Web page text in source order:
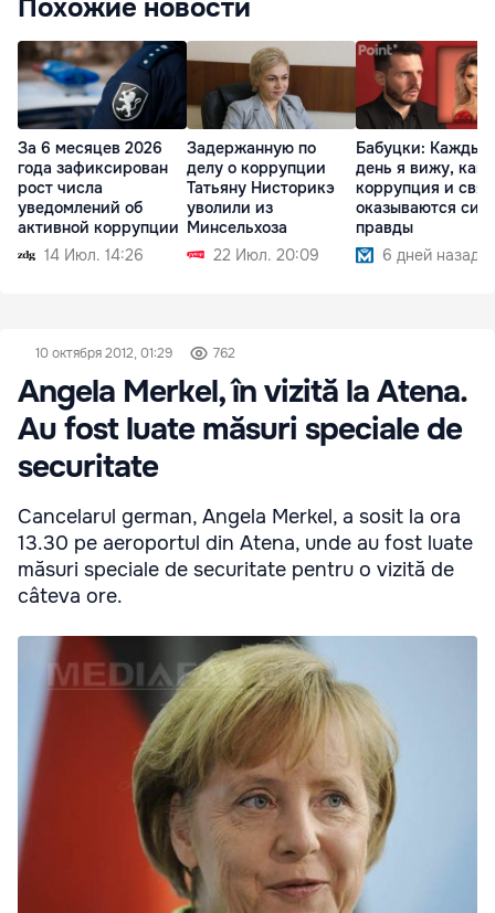
Похожие новости
За 6 месяцев 2026
года зафиксирован
рост числа
уведомлений об
активной коррупции
14 Июл. 14:26
Задержанную по
делу о коррупции
Татьяну Нисторикэ
уволили из
Минсельхоза
22 Июл. 20:09
Бабуцки: Каждый
день я вижу, как
коррупция и
оказываются
правды
6 дней назад
10 октября 2012, 01:29 762
Angela Merkel, în vizită la Atena.
Au fost luate măsuri speciale de
securitate
Cancelarul german, Angela Merkel, a sosit la ora
13.30 pe aeroportul din Atena, unde au fost luate
măsuri speciale de securitate pentru o vizită de
câteva ore.